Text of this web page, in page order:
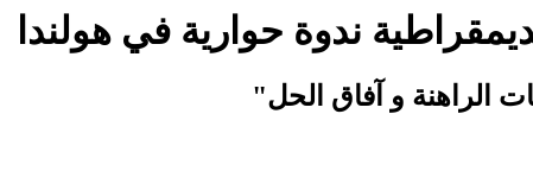
ندوة حوارية في هولندا
الراهنة و آفاق الحل"